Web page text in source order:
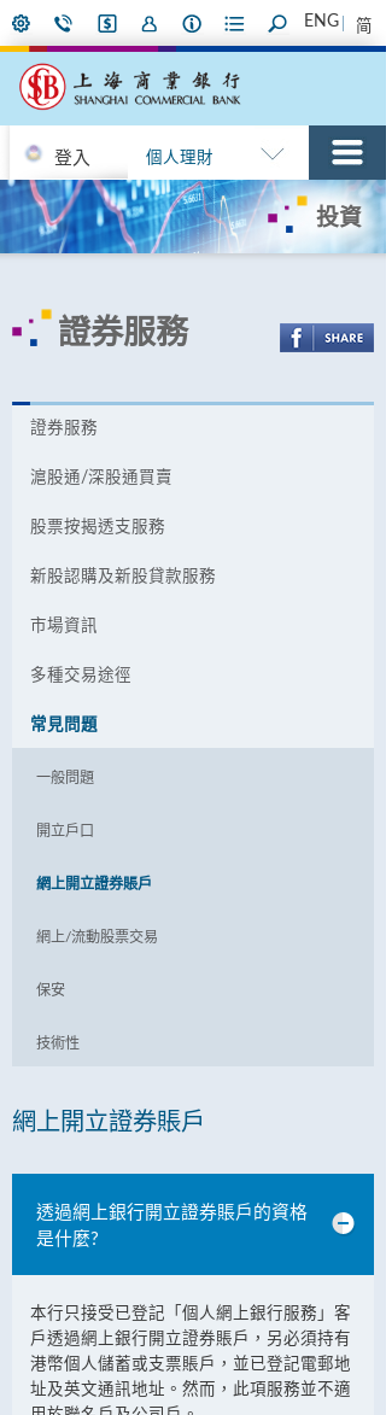
ENG 简
登入 個人理財
投資
證券服務
證券服務
滬股通/深股通買賣
股票按揭透支服務
新股認購及新股貸款服務
市場資訊
多種交易途徑
常見問題
一般問題
開立戶口
網上開立證券賬戶
網上/流動股票交易
保安
技術性
網上開立證券賬戶
透過網上銀行開立證券賬戶的資格
是什麼?
本行只接受已登記「個人網上銀行服務」客
戶透過網上銀行開立證券賬戶，另必須持有
港幣個人儲蓄或支票賬戶，並已登記電郵地
址及英文通訊地址。然而，此項服務並不適